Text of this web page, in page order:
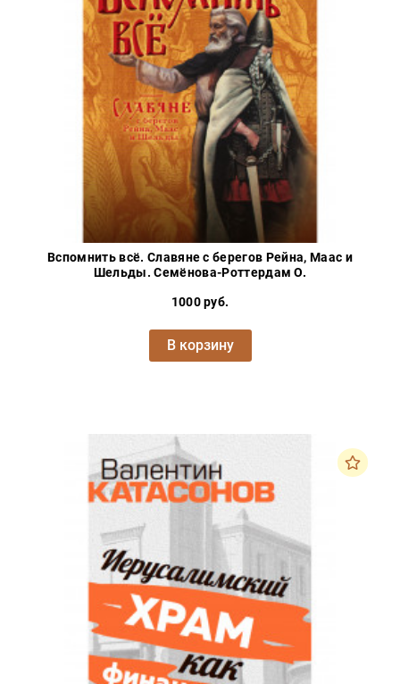
Вспомнить всё. Славяне с берегов Рейна, Маас и
Шельды. Семёнова-Роттердам О.
1000 руб.
В корзину